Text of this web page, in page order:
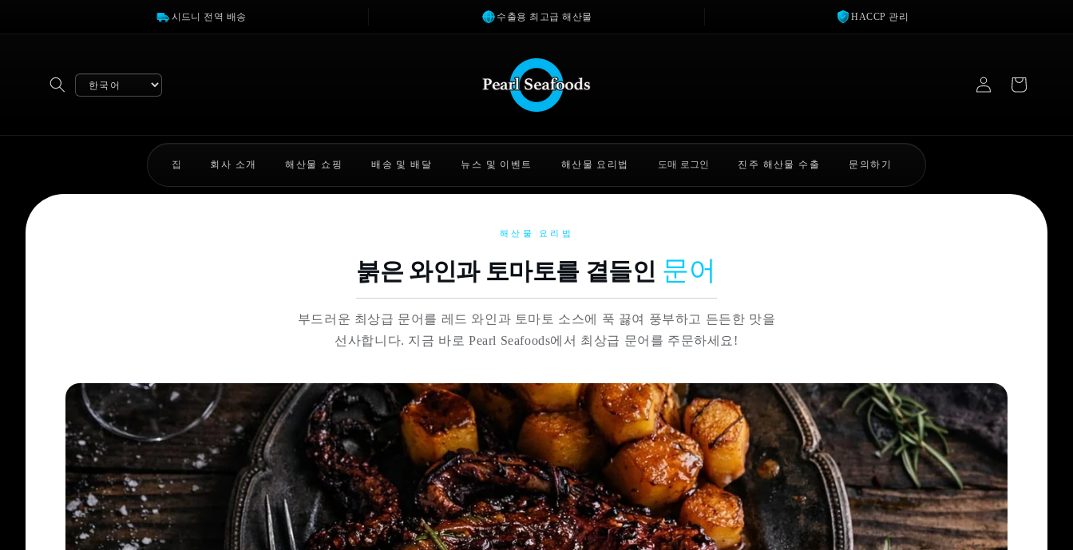
시드니 전역 배송 수출용 최고급 해산물 HACCP 관리
Select
그
집 회사 소개 해산물 쇼핑 배송 및 배달 뉴스 및 이벤트 해산물 요리법 도매 로그인 진주 해산물 수출 문의하기
해산물 요리법
붉은 와인과 토마토를 곁들인 문어
부드러운 최상급 문어를 레드 와인과 토마토 소스에 푹 끓여 풍부하고 든든한 맛을
선사합니다. 지금 바로 Pearl Seafoods에서 최상급 문어를 주문하세요!